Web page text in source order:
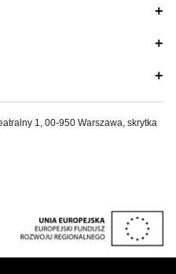
1, 00-950 Warszawa, skrytka